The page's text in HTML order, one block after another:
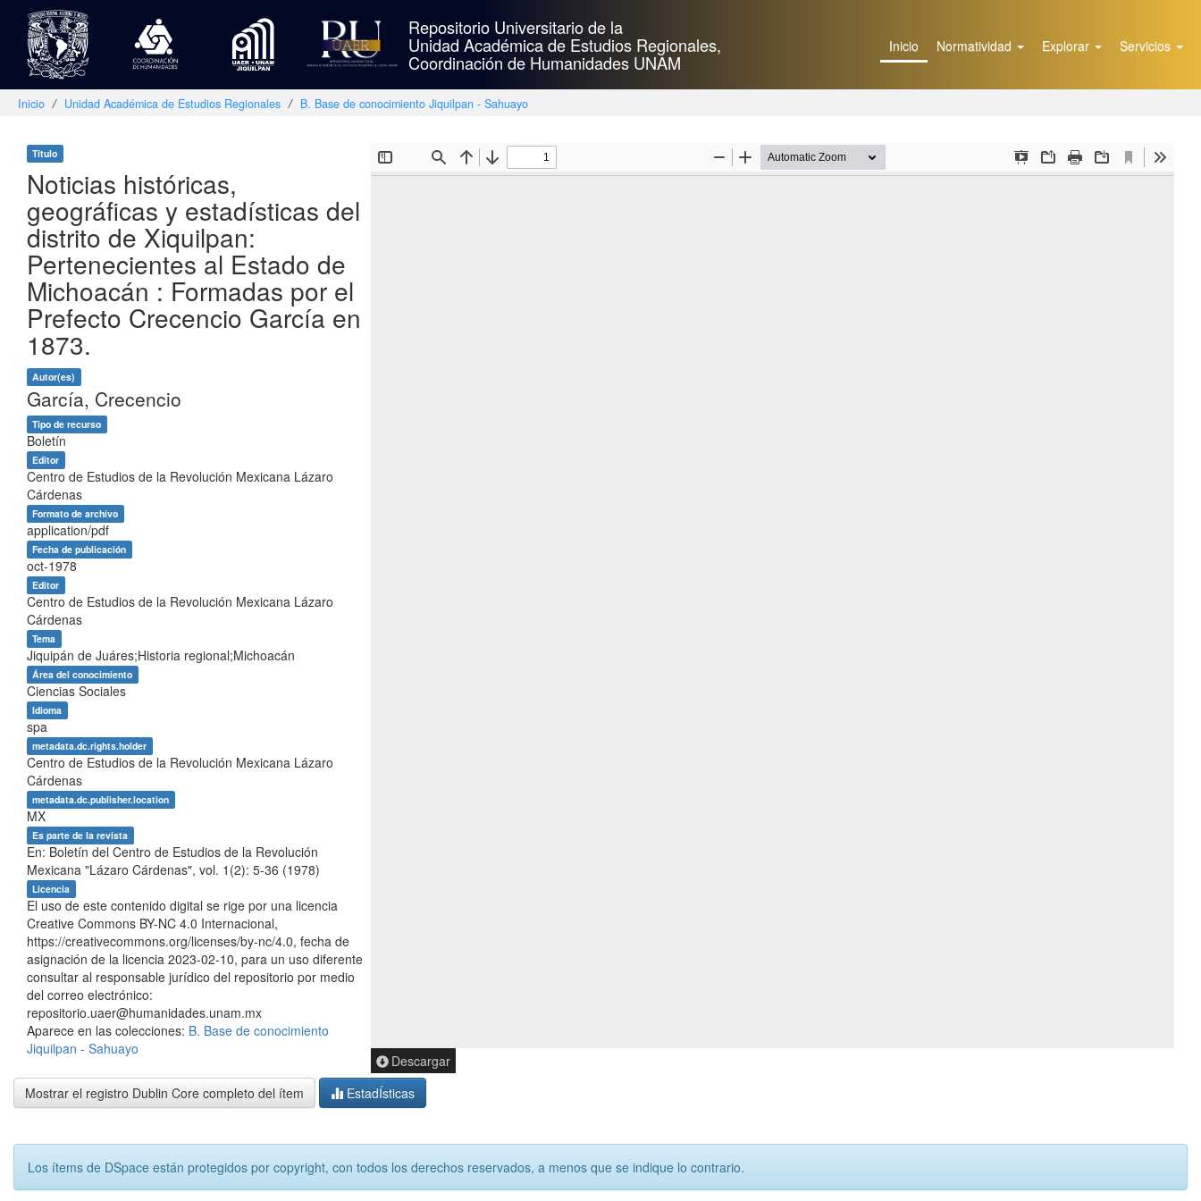
navigation
Repositorio Universitario de la
Unidad Académica de Estudios Regionales,
Coordinación de Humanidades UNAM
Inicio Normatividad Explorar Servicios
Inicio Unidad Académica de Estudios Regionales B. Base de conocimiento Jiquilpan - Sahuayo
Descargar
Título
Noticias históricas,
geográficas y estadísticas del
distrito de Xiquilpan:
Pertenecientes al Estado de
Michoacán : Formadas por el
Prefecto Crecencio García en
1873.
Autor(es)
García, Crecencio
Tipo de recurso
Boletín
Editor
Centro de Estudios de la Revolución Mexicana Lázaro
Cárdenas
Formato de archivo
application/pdf
Fecha de publicación
oct-1978
Editor
Centro de Estudios de la Revolución Mexicana Lázaro
Cárdenas
Tema
Jiquipán de Juáres;Historia regional;Michoacán
Área del conocimiento
Ciencias Sociales
Idioma
spa
metadata.dc.rights.holder
Centro de Estudios de la Revolución Mexicana Lázaro
Cárdenas
metadata.dc.publisher.location
MX
Es parte de la revista
En: Boletín del Centro de Estudios de la Revolución
Mexicana "Lázaro Cárdenas", vol. 1(2): 5-36 (1978)
Licencia
El uso de este contenido digital se rige por una licencia
Creative Commons BY-NC 4.0 Internacional,
https://creativecommons.org/licenses/by-nc/4.0, fecha de
asignación de la licencia 2023-02-10, para un uso diferente
consultar al responsable jurídico del repositorio por medio
del correo electrónico:
repositorio.uaer@humanidades.unam.mx
Aparece en las colecciones: B. Base de conocimiento
Jiquilpan - Sahuayo
Mostrar el registro Dublin Core completo del ítem EstadÍsticas
Los ítems de DSpace están protegidos por copyright, con todos los derechos reservados, a menos que se indique lo contrario.